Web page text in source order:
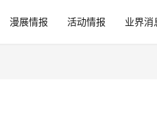
漫展情报 活动情报 业界消